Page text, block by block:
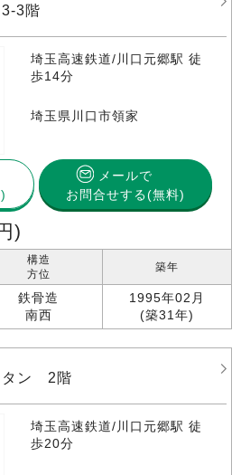
3階
埼玉高速鉄道/川口元郷駅 徒
歩14分
埼玉県川口市領家
メールで
お問合せする(無料)
)
構造
方位
鉄骨造
南西
築年
1995年02月
(築31年)
タン 2階
埼玉高速鉄道/川口元郷駅 徒
歩20分